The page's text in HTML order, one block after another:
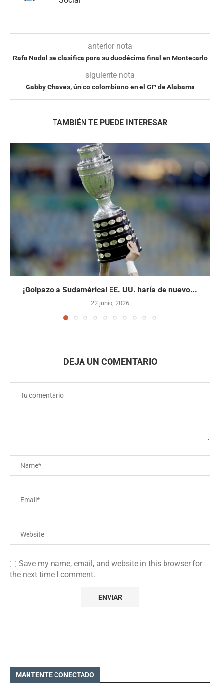
anterior nota
Rafa Nadal se clasifica para su duodécima final en Montecarlo
siguiente nota
Gabby Chaves, único colombiano en el GP de Alabama
TAMBIÉN TE PUEDE INTERESAR
¡Golpazo a Sudamérica! EE. UU. haría de nuevo...
22 junio, 2026
DEJA UN COMENTARIO
Save my name, email, and website in this browser for
the next time I comment.
MANTENTE CONECTADO